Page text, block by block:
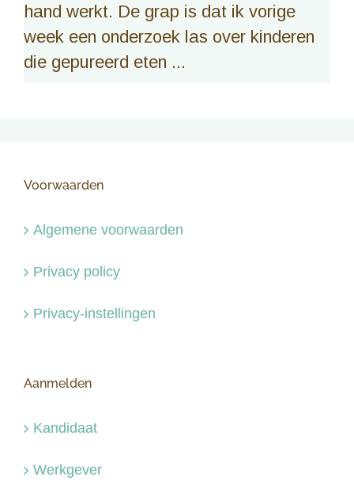
hand werkt. De grap is dat ik vorige
week een onderzoek las over kinderen
die gepureerd eten ...
Voorwaarden
Algemene voorwaarden
Privacy policy
Privacy-instellingen
Aanmelden
Kandidaat
Werkgever